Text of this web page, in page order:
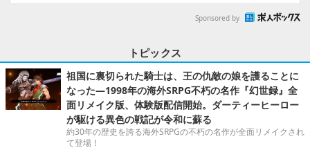
Sponsored by
トピックス
祖国に裏切られた騎士は、王の仇敵の娘を護ることに
なった―1998年の海外SRPG不朽の名作『幻世録』全
面リメイク版、体験版配信開始。ダーティーヒーロー
が駆ける異色の戦記が令和に蘇る
約30年の歴史を誇る海外SRPGの不朽の名作が全面リメイクされ
て登場！